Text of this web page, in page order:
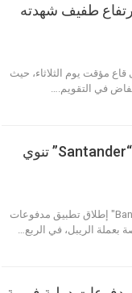
دولار في ظل ارتفاع طفيف شهدته
مؤقت يوم الثلاثاء، حيث
في التقويم.…
مدفوعات خلال “3 نقرات و40 ثانية”: مجموعة “Santander” تنوي
عرب بت - تنوي المجموعة المصرفية العملاقة "Banco Santander" إطلاق تطبيق مدفوعات
بعملة الريبل، في الربع…